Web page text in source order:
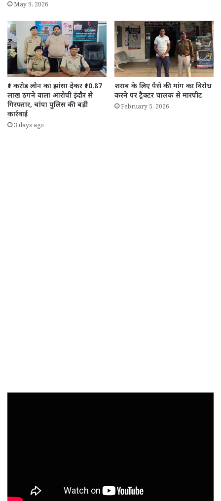
May 9, 2026
₹1 करोड़ लोन का झांसा देकर ₹10.87
लाख ठगने वाला आरोपी इंदौर से
गिरफ्तार, चांपा पुलिस की बड़ी
कार्रवाई
3 days ago
शराब के लिए पैसे की मांग का विरोध
करने पर ट्रैक्टर चालक से मारपीट
February 5, 2026